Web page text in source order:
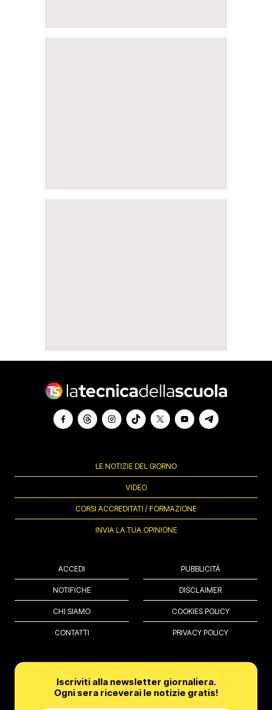
LE NOTIZIE DEL GIORNO
VIDEO
CORSI ACCREDITATI / FORMAZIONE
INVIA LA TUA OPINIONE
ACCEDI
NOTIFICHE
CHI SIAMO
CONTATTI
PUBBLICITÀ
DISCLAIMER
COOKIES POLICY
PRIVACY POLICY
Iscriviti alla newsletter giornaliera.
Ogni sera riceverai le notizie gratis!